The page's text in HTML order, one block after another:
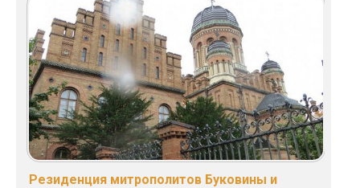
Резиденция митрополитов Буковины и